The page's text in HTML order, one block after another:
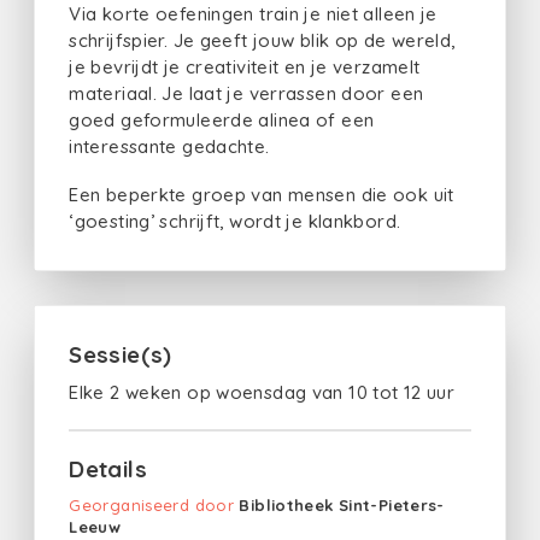
Via korte oefeningen train je niet alleen je
schrijfspier. Je geeft jouw blik op de wereld,
je bevrijdt je creativiteit en je verzamelt
materiaal. Je laat je verrassen door een
goed geformuleerde alinea of een
interessante gedachte.
Een beperkte groep van mensen die ook uit
‘goesting’ schrijft, wordt je klankbord.
Sessie(s)
Elke 2 weken op woensdag van 10 tot 12 uur
Details
Georganiseerd door Bibliotheek Sint-Pieters-
Leeuw